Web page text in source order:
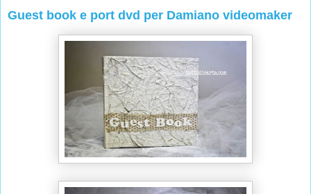
Guest book e port dvd per Damiano videomaker